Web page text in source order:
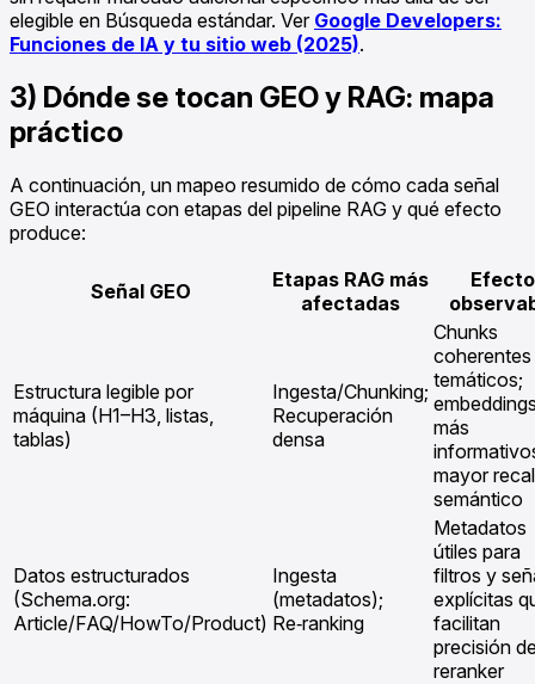
elegible en Búsqueda estándar. Ver Google Developers:
Funciones de IA y tu sitio web (2025).
3) Dónde se tocan GEO y RAG: mapa
práctico
A continuación, un mapeo resumido de cómo cada señal
GEO interactúa con etapas del pipeline RAG y qué efecto
produce:
Señal GEO
Etapas RAG más
afectadas
Efecto
Estructura legible por
máquina (H1–H3, listas,
tablas)
Ingesta/Chunking;
Recuperación
densa
Chunks
temáticos;
más
mayor
semántico
Datos estructurados
(Schema.org:
Article/FAQ/HowTo/Product)
Ingesta
(metadatos);
Re‑ranking
Metadatos
útiles para
filtros y
explícitas
facilitan
precisión
reranker